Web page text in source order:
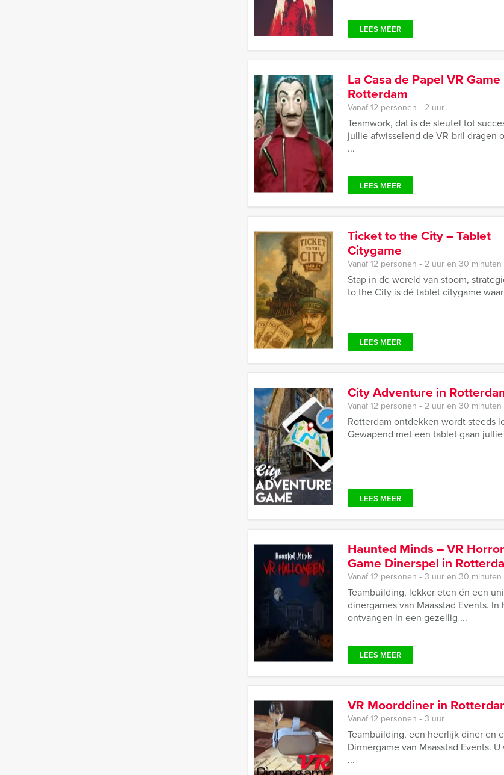
LEES MEER
La Casa de Papel VR Game
Rotterdam
Vanaf 12 personen ‐ 2 uur
Teamwork, dat is de sleutel tot
jullie afwisselend de VR-bril dragen
...
LEES MEER
Ticket to the City – Tablet
Citygame
Vanaf 12 personen ‐ 2 uur en 30 minuten
Stap in de wereld van stoom,
to the City is dé tablet citygame
LEES MEER
City Adventure in
Vanaf 12 personen ‐ 2 uur en 30 minuten
Rotterdam ontdekken wordt steeds
Gewapend met een tablet gaan
LEES MEER
Haunted Minds – VR Horror
Game Dinerspel in
Vanaf 12 personen ‐ 3 uur en 30 minuten
Teambuilding, lekker eten én een
dinergames van Maasstad Events.
ontvangen in een gezellig ...
LEES MEER
VR Moorddiner in
Vanaf 12 personen ‐ 3 uur
Teambuilding, een heerlijk diner en
Dinnergame van Maasstad Events.
...